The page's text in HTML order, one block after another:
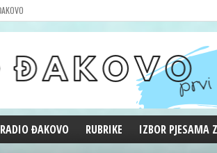
RADIO ĐAKOVO RUBRIKE IZBOR PJESAMA